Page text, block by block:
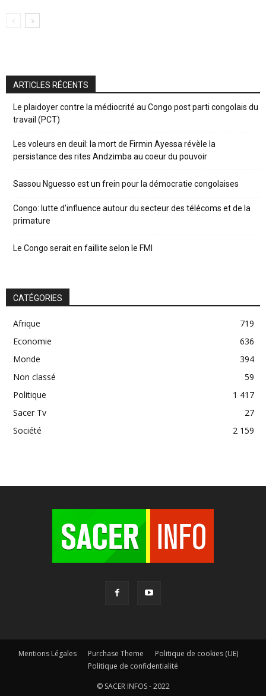
ARTICLES RÉCENTS
Le plaidoyer contre la médiocrité au Congo post parti congolais du
travail (PCT)
Les voleurs en deuil: la mort de Firmin Ayessa révèle la
persistance des rites Andzimba au coeur du pouvoir
Sassou Nguesso est un frein pour la démocratie congolaises
Congo: lutte d’influence autour du secteur des télécoms et de la
primature
Le Congo serait en faillite selon le FMI
CATÉGORIES
Afrique
719
Economie
636
Monde
394
Non classé
59
Politique
1 417
Sacer Tv
27
Société
2 159
Mentions Légales Purchase Theme
Politique de cookies (UE)
Politique de confidentialité
© SACER INFOS - 2022